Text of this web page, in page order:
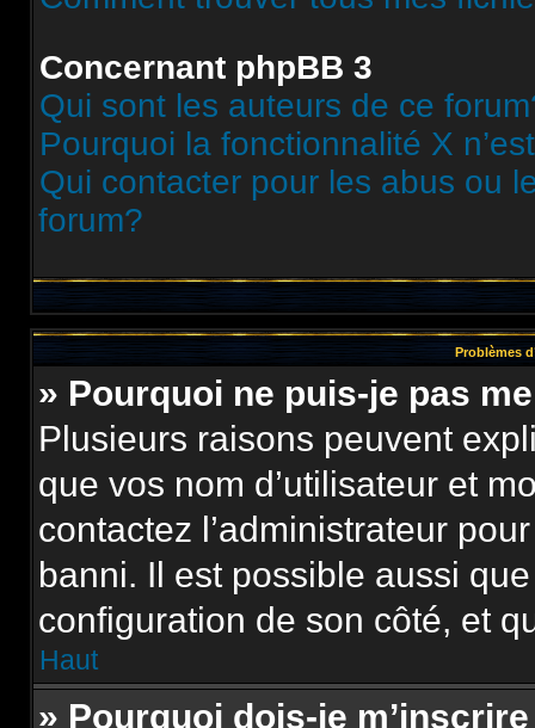
Concernant phpBB 3
Qui sont les auteurs de ce
Pourquoi la fonctionnalité X
Qui contacter pour les abus ou
forum?
Problèmes
» Pourquoi ne puis-je pas
Plusieurs raisons peuvent
que vos nom d’utilisateur et
contactez l’administrateur
banni. Il est possible aussi
configuration de son côté, et
Haut
» Pourquoi dois-je